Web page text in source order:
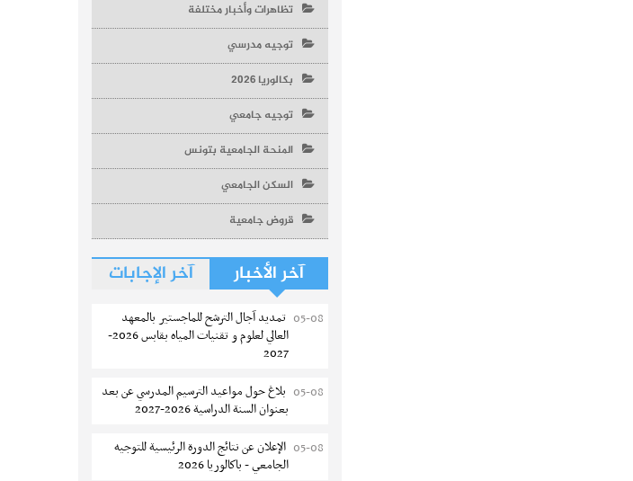
تظاهرات وأخبار مختلفة
توجيه مدرسي
بكالوريا 2026
توجيه جامعي
المنحة الجامعية بتونس
السكن الجامعي
قروض جامعية
آخر الأخبار آخر الإجابات
05-08 تمديد آجال الترشح للماجستير بالمعهد
العالي لعلوم و تقنيات المياه بقابس 2026-
2027
05-08 بلاغ حول مواعيد الترسيم المدرسي عن بعد
بعنوان السنة الدراسية 2026-2027
05-08 الإعلان عن نتائج الدورة الرئيسية للتوجيه
الجامعي - باكالوريا 2026